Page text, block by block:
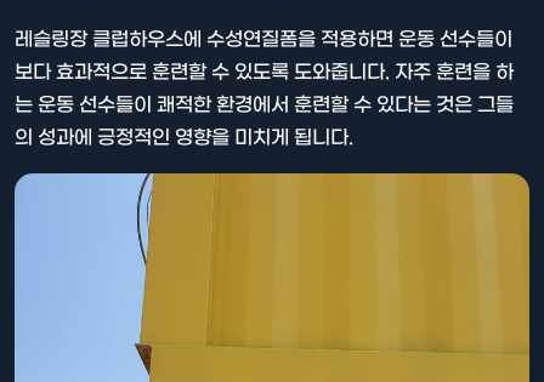
레슬링장 클럽하우스에 수성연질폼을 적용하면 운동 선수들이
보다 효과적으로 훈련할 수 있도록 도와줍니다. 자주 훈련을 하
는 운동 선수들이 쾌적한 환경에서 훈련할 수 있다는 것은 그들
의 성과에 긍정적인 영향을 미치게 됩니다.